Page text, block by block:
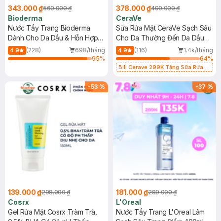
343.000 ₫560.000 ₫
Bioderma
Nước Tẩy Trang Bioderma
Dành Cho Da Dầu & Hỗn Hợp
500ml
4.9 (228)
698/tháng
95%
378.000 ₫490.000 ₫
CeraVe
Sữa Rửa Mặt CeraVe Sạch Sâu
Cho Da Thường Đến Da Dầu
473ml
4.9 (116)
1.4k/tháng
64%
Bill Cerave 299K Tặng Sữa Rửa
-53 %
139.000 ₫298.000 ₫
Cosrx
Gel Rửa Mặt Cosrx Tràm Trà,
-37%
181.000 ₫289.000 ₫
L'Oreal
Nước Tẩy Trang L'Oreal Làm